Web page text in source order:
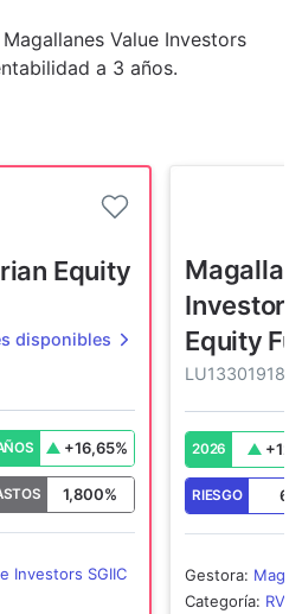
Value Investors
a 3 años.
Equity
disponibles
+16,65%
1,800%
Investors SGIIC
Equity
2026 +
RIESGO 6
Gestora:
Categoría: RV